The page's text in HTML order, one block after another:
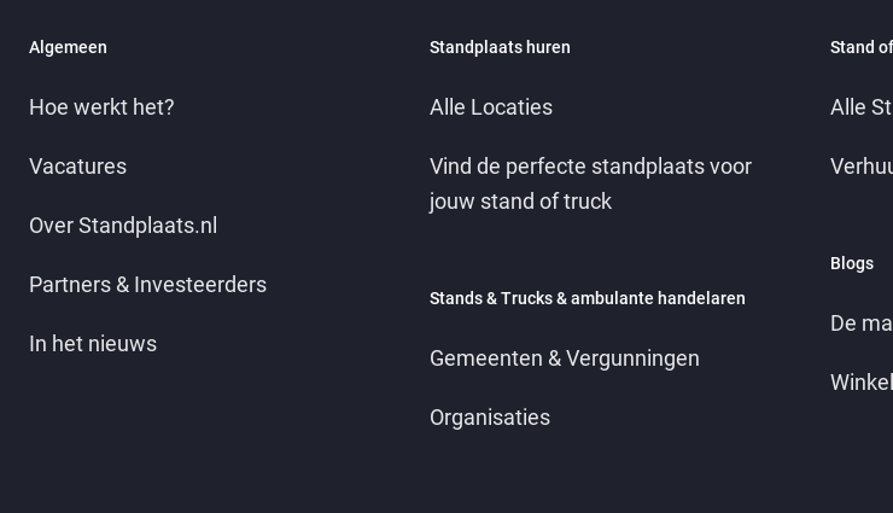
Algemeen
Hoe werkt het?
Vacatures
Over Standplaats.nl
Partners & Investeerders
In het nieuws
Standplaats huren
Alle Locaties
Vind de perfecte standplaats voor
jouw stand of truck
Stands & Trucks & ambulante handelaren
Gemeenten & Vergunningen
Organisaties
Stand
Alle
Blogs
De